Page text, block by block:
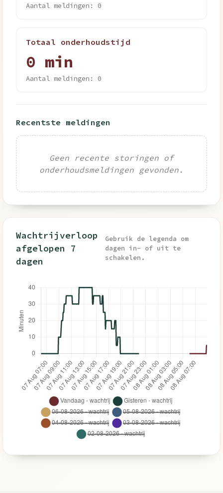
Aantal meldingen: 0
Totaal onderhoudstijd
0 min
Aantal meldingen: 0
Recentste meldingen
Geen recente storingen of
onderhoudsmeldingen gevonden.
Wachtrijverloop
afgelopen 7
dagen
Gebruik de legenda om
dagen in- of uit te
schakelen.